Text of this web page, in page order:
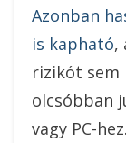
Azonban
is kapható,
rizikót sem
olcsóbban
vagy PC-hez.